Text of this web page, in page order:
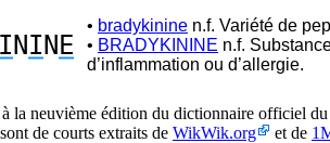
NI N E
• bradykinine n.f. Variété de
• BRADYKININE n.f.
d’inflammation ou d’allergie.
la neuvième édition du dictionnaire officiel du
de courts extraits de WikWik.org et de